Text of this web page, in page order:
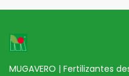
MUGAVERO | Fertilizantes